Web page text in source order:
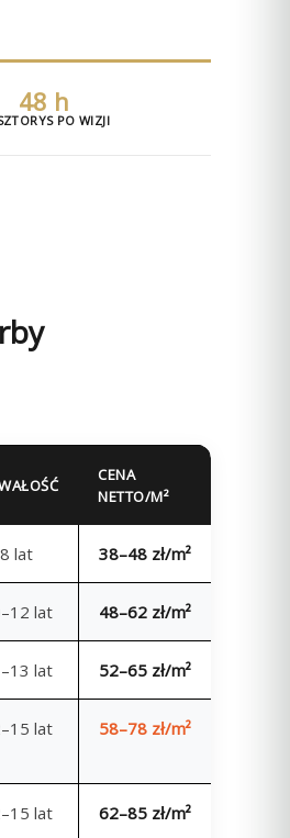
48 h
PO WIZJI
CENA
NETTO/M²
lat 38–48 zł/m²
lat 48–62 zł/m²
lat 52–65 zł/m²
lat 58–78 zł/m²
lat 62–85 zł/m²